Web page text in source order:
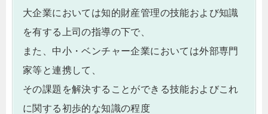
大企業においては知的財産管理の技能および知識
を有する上司の指導の下で、
また、中小・ベンチャー企業においては外部専門
家等と連携して、
その課題を解決することができる技能およびこれ
に関する初歩的な知識の程度